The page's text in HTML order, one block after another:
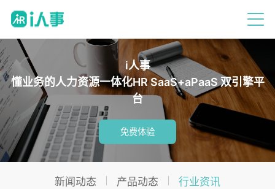
i人事
懂业务的人力资源一体化HR SaaS+aPaaS 双引擎平
台
免费体验
新闻动态 产品动态 行业资讯